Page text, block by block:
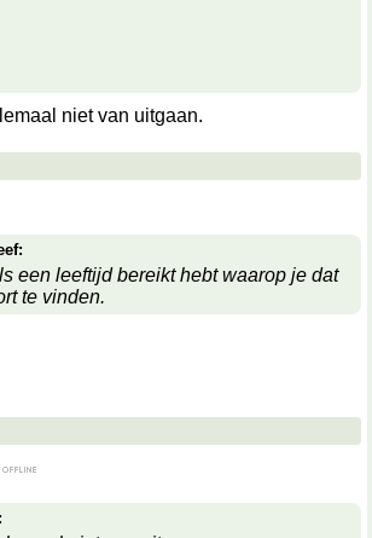
niet van uitgaan.
een leeftijd bereikt hebt waarop je dat
te vinden.